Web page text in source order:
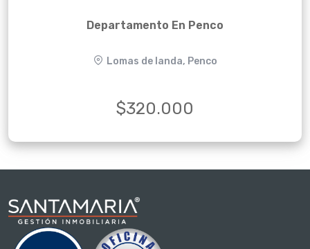
Departamento En Penco
Lomas de landa, Penco
$320.000